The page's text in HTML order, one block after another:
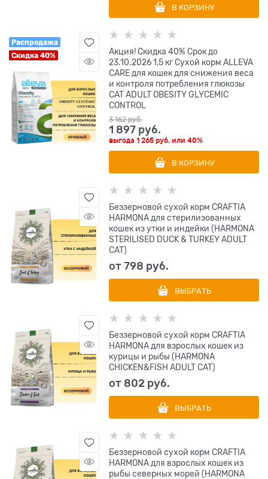
В КОРЗИНУ
Распродажа
Скидка 40%
Акция! Скидка 40% Срок до
23.10.2026 1,5 кг Сухой корм ALLEVA
CARE для кошек для снижения веса
и контроля потребления глюкозы
CAT ADULT OBESITY GLYCEMIC
CONTROL
3 162 руб.
1 897 руб.
выгода1 265 руб. или40%
В КОРЗИНУ
Беззерновой сухой корм CRAFTIA
HARMONA для стерилизованных
кошек из утки и индейки (HARMONA
STERILISED DUCK & TURKEY ADULT
CAT)
от798 руб.
ВЫБРАТЬ
Беззерновой сухой корм CRAFTIA
HARMONA для взрослых кошек из
курицы и рыбы (HARMONA
CHICKEN&FISH ADULT CAT)
от 802 руб.
ВЫБРАТЬ
Беззерновой сухой корм CRAFTIA
HARMONA для взрослых кошек из
рыбы северных морей (HARMONA